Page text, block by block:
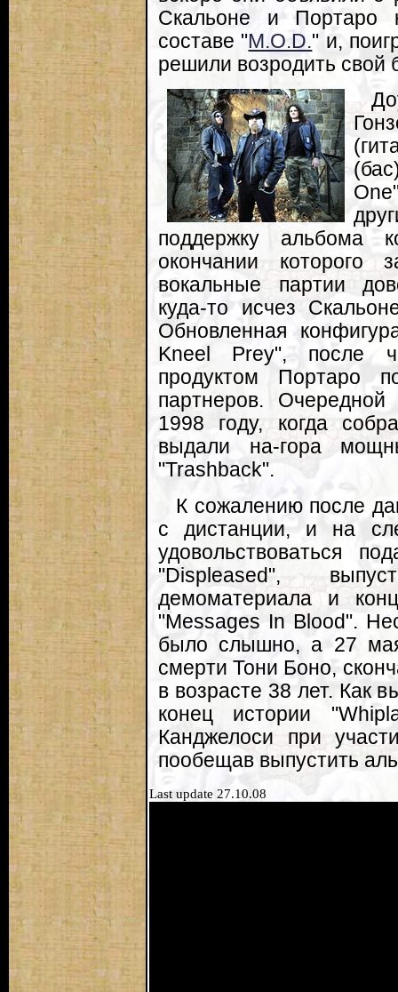
Скальоне и Портаро
составе "M.O.D." и,
решили возродить свой
поддержку альбома
окончании
вокальные партии
куда-то исчез
Обновленная
Kneel Prey", после
продуктом Портаро
партнеров.
1998 году, когда
выдали на-гора
"Trashback".
К сожалению после
с дистанции, и на
удовольствоваться
"Displeased",
демоматериала и
"Messages In Blood".
было слышно, а 27
смерти Тони Боно,
в возрасте 38 лет. Как
конец истории
Канджелоси при
пообещав выпустить
Last update 27.10.08